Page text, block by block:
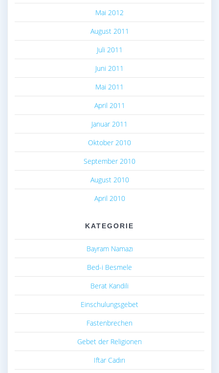
Mai 2012
August 2011
Juli 2011
Juni 2011
Mai 2011
April 2011
Januar 2011
Oktober 2010
September 2010
August 2010
April 2010
KATEGORIE
Bayram Namazı
Bed-i Besmele
Berat Kandili
Einschulungsgebet
Fastenbrechen
Gebet der Religionen
Iftar Cadırı